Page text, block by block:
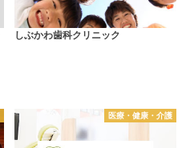
しぶかわ歯科クリニック
医療・健康・介護